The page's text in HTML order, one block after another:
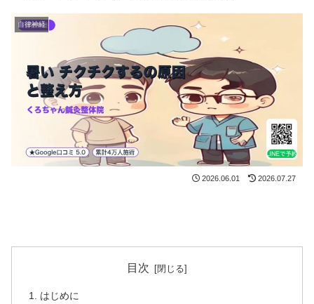
自律神経
2026.06.01 2026.07.27
目次
はじめに